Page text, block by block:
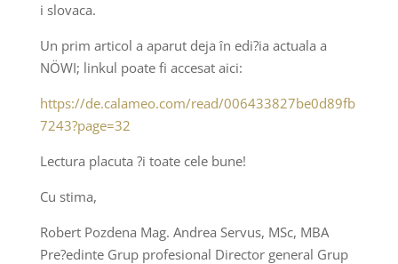
i slovaca.
Un prim articol a aparut deja în edi?ia actuala a
NÖWI; linkul poate fi accesat aici:
https://de.calameo.com/read/006433827be0d89fb
7243?page=32
Lectura placuta ?i toate cele bune!
Cu stima,
Robert Pozdena Mag. Andrea Servus, MSc, MBA
Pre?edinte Grup profesional Director general Grup